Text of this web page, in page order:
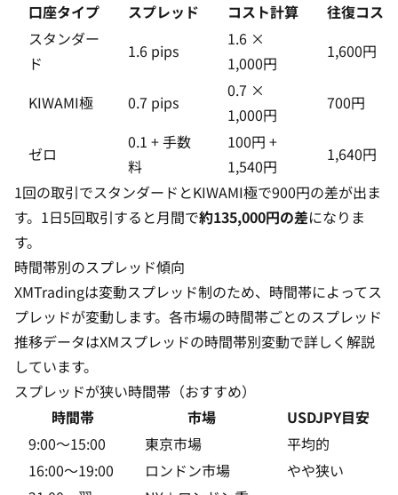
口座タイプ
スプレッド コスト計算
往復コスト
スタンダー
ド
1.6 pips
1.6 ×
1,000円
1,600円
KIWAMI極 0.7 pips
0.7 ×
1,000円
700円
ゼロ
0.1 + 手数
料
100円 +
1,540円
1,640円
1回の取引でスタンダードとKIWAMI極で900円の差が出ま
す。1日5回取引すると月間で約135,000円の差になりま
す。
時間帯別のスプレッド傾向
XMTradingは変動スプレッド制のため、時間帯によってス
プレッドが変動します。各市場の時間帯ごとのスプレッド
推移データはXMスプレッドの時間帯別変動で詳しく解説
しています。
スプレッドが狭い時間帯（おすすめ）
時間帯
市場
USDJPY目安
9:00〜15:00
東京市場
平均的
16:00〜19:00
ロンドン市場
やや狭い